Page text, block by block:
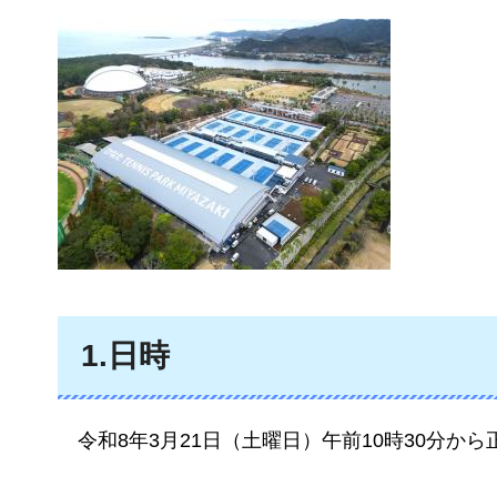
1.日時
令和8年3月21日（土曜日）午前10時30分から